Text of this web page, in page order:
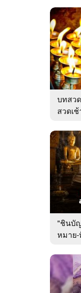
บทสว
สวดเ
"ชินบั
หมาย-